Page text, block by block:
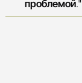
проблемой."